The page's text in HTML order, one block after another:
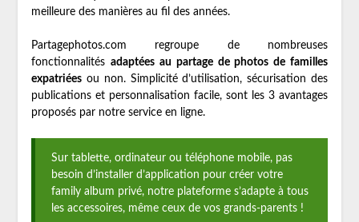
meilleure des manières au fil des années.
Partagephotos.com regroupe de nombreuses
fonctionnalités adaptées au partage de photos de familles
expatriéesou non. Simplicité d’utilisation, sécurisation des
publications et personnalisation facile, sont les 3 avantages
proposés par notre service en ligne.
Sur tablette, ordinateur ou téléphone mobile, pas
besoin d’installer d’application pour créer votre
family album privé, notre plateforme s’adapte à tous
les accessoires, même ceux de vos grands-parents !